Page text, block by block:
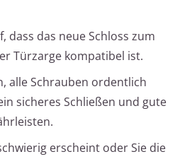
dass das neue Schloss zum
Türzarge kompatibel ist.
alle Schrauben ordentlich
sicheres Schließen und gute
erscheint oder Sie die